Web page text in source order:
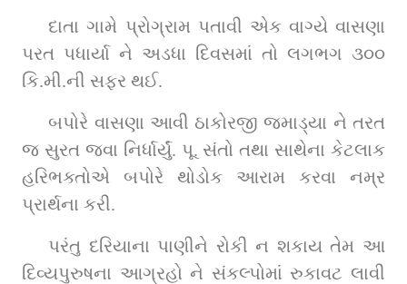
દાતા ગામે પ્રોગ્રામ પતાવી એક વાગ્યે વાસણા
પરત પધાર્યા ને અડધા દિવસમાં તો લગભગ ૩૦૦
કિ.મી.ની સફર થઈ.
બપોરે વાસણા આવી ઠાકોરજી જમાડ્યા ને તરત
જ સુરત જવા નિર્ધાર્યું. પૂ. સંતો તથા સાથેના કેટલાક
હરિભક્તોએ બપોરે થોડોક આરામ કરવા નમ્ર
પ્રાર્થના કરી.
પરંતુ દરિયાના પાણીને રોકી ન શકાય તેમ આ
દિવ્યપુરુષના આગ્રહો ને સંકલ્પોમાં રુકાવટ લાવી